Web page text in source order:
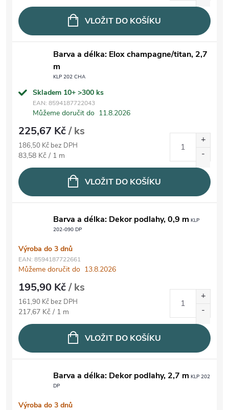
VLOŽIT DO KOŠÍKU
Barva a délka: Elox champagne/titan, 2,7
m
KLP 202 CHA
Skladem 10+ >300 ks
EAN: 8594187722043
Můžeme doručit do 11.8.2026
225,67 Kč/ ks
186,50 Kč bez DPH
Měrná cena:
83,58 Kč / 1 m
VLOŽIT DO KOŠÍKU
Barva a délka: Dekor podlahy, 0,9 m KLP
202-090 DP
Výroba do 3 dnů
EAN: 8594187722661
Můžeme doručit do 13.8.2026
195,90 Kč/ ks
161,90 Kč bez DPH
Měrná cena:
217,67 Kč / 1 m
VLOŽIT DO KOŠÍKU
Barva a délka: Dekor podlahy, 2,7 m KLP 202
DP
Výroba do 3 dnů